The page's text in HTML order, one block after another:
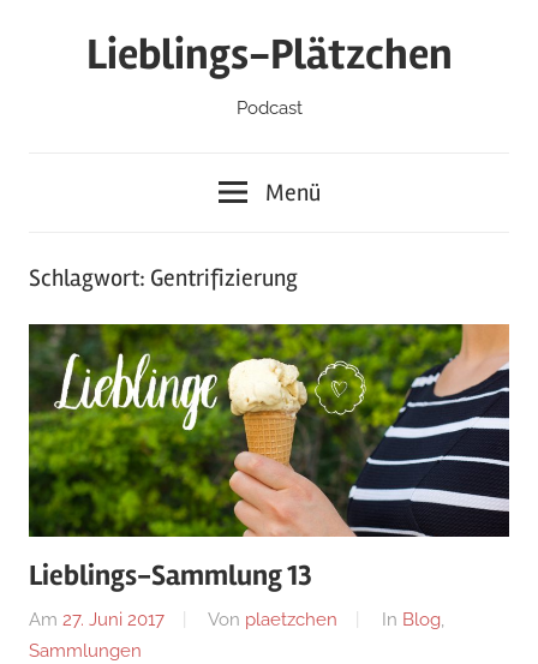
Lieblings-Plätzchen
Podcast
Menü
Schlagwort: Gentrifizierung
Lieblings-Sammlung 13
Am 27. Juni 2017 Von plaetzchen In Blog,
Sammlungen